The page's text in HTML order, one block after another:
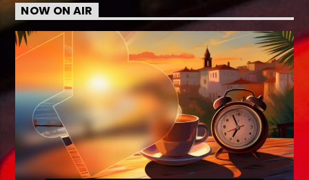
NOW ON AIR